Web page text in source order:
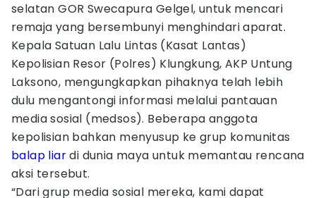
selatan GOR Swecapura Gelgel, untuk mencari
remaja yang bersembunyi menghindari aparat.
Kepala Satuan Lalu Lintas (Kasat Lantas)
Kepolisian Resor (Polres) Klungkung, AKP Untung
Laksono, mengungkapkan pihaknya telah lebih
dulu mengantongi informasi melalui pantauan
media sosial (medsos). Beberapa anggota
kepolisian bahkan menyusup ke grup komunitas
balap liardi dunia maya untuk memantau rencana
aksi tersebut.
“Dari grup media sosial mereka, kami dapat